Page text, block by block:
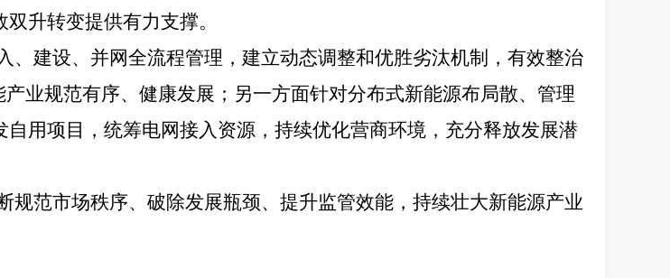
升转变提供有力支撑。
、建设、并网全流程管理，建立动态调整和优胜劣汰机制，有效整治
产业规范有序、健康发展；另一方面针对分布式新能源布局散、管理
用项目，统筹电网接入资源，持续优化营商环境，充分释放发展潜
范市场秩序、破除发展瓶颈、提升监管效能，持续壮大新能源产业